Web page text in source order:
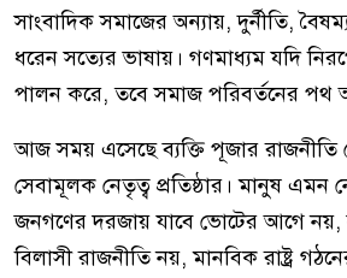
সাংবাদিক সমাজের অন্যায়, দুর্নীতি,
ধরেন সত্যের ভাষায়। গণমাধ্যম যদি
পালন করে, তবে সমাজ পরিবর্তনের পথ
আজ সময় এসেছে ব্যক্তি পূজার রাজনীতি
সেবামূলক নেতৃত্ব প্রতিষ্ঠার। মানুষ এমন
জনগণের দরজায় যাবে ভোটের আগে নয়,
বিলাসী রাজনীতি নয়, মানবিক রাষ্ট্র